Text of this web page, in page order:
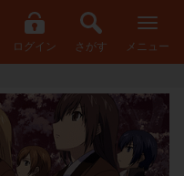
ログイン さがす メニュー